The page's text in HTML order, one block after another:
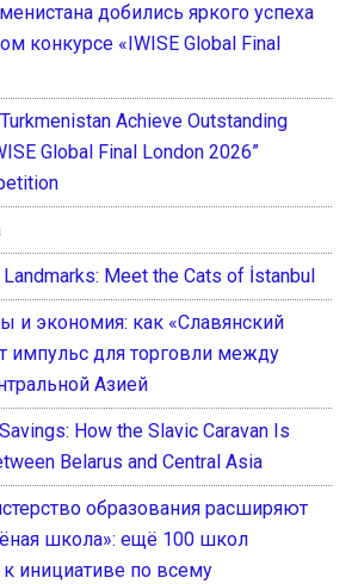
добились яркого успеха
конкурсе «IWISE Global Final
Achieve Outstanding
Global Final London 2026”
Meet the Cats of İstanbul
и экономия: как «Славянский
импульс для торговли между
Азией
How the Slavic Caravan Is
Belarus and Central Asia
образования расширяют
школа»: ещё 100 школ
инициативе по всему